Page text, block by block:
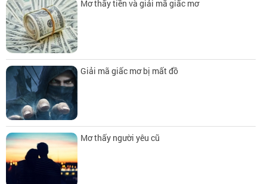
Mơ thấy tiền và giải mã giấc mơ
Giải mã giấc mơ bị mất đồ
Mơ thấy người yêu cũ